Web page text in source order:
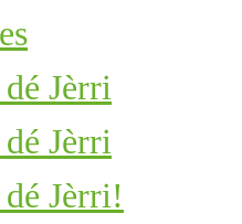
Jèrri
Jèrri
Jèrri!